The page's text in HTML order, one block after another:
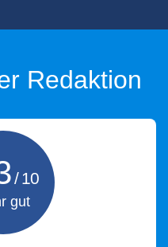
Redaktion
gut